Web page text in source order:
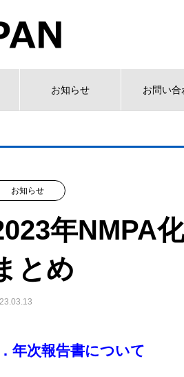
お知らせ お問い合
お知らせ
年NMPA
とめ
年次報告書について